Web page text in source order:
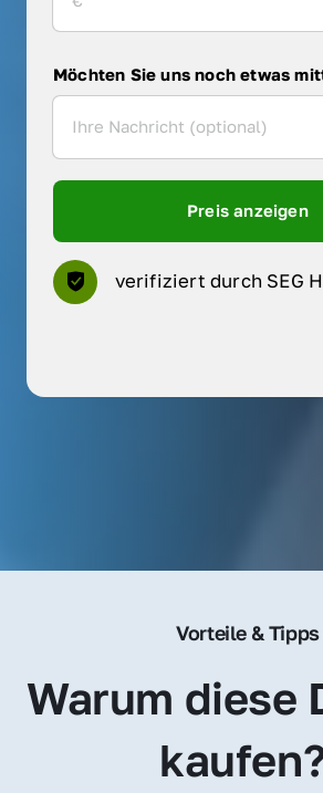
Möchten Sie uns noch etwas
Preis anzeigen
verifiziert durch SEG
Vorteile & Tipps
Warum diese